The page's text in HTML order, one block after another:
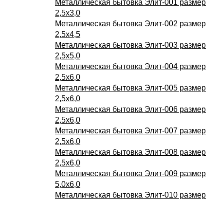
Металлическая бытовка Элит-001 размер
2,5х3,0
Металлическая бытовка Элит-002 размер
2,5х4,5
Металлическая бытовка Элит-003 размер
2,5х5,0
Металлическая бытовка Элит-004 размер
2,5х6,0
Металлическая бытовка Элит-005 размер
2,5х6,0
Металлическая бытовка Элит-006 размер
2,5х6,0
Металлическая бытовка Элит-007 размер
2,5х6,0
Металлическая бытовка Элит-008 размер
2,5х6,0
Металлическая бытовка Элит-009 размер
5,0х6,0
Металлическая бытовка Элит-010 размер